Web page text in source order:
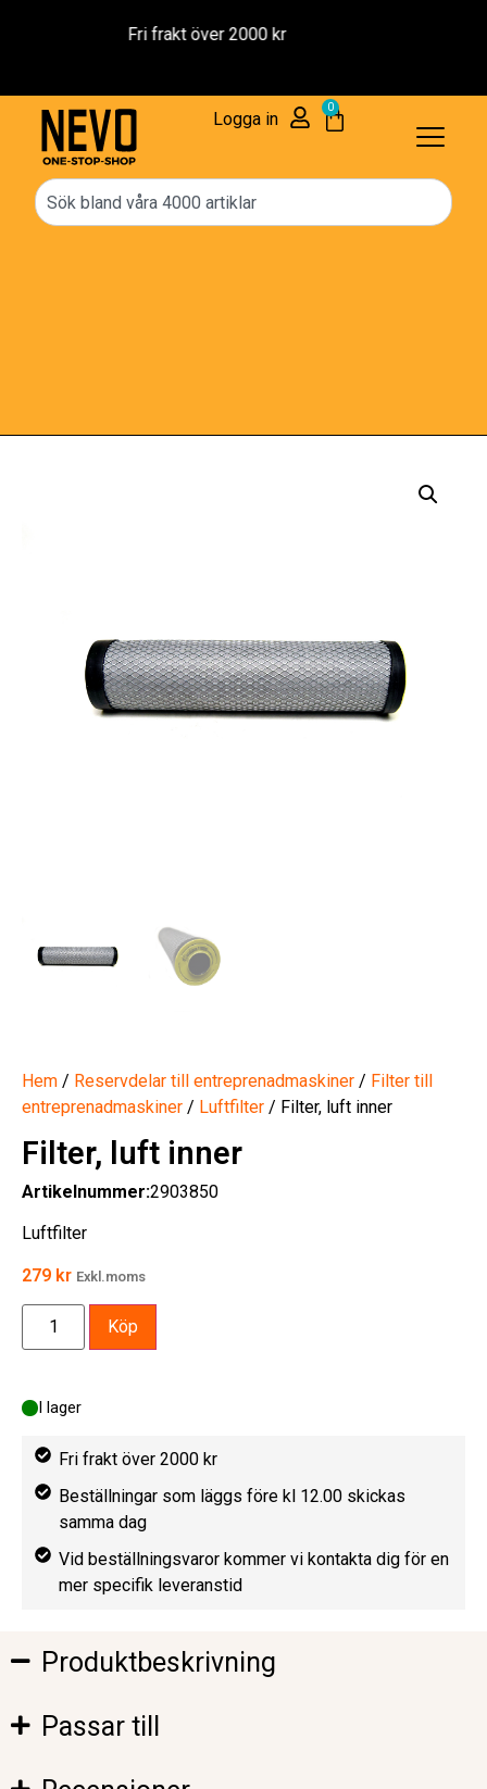
Reservdelar – 1 års Garanti
Logga in
0
Hem / Reservdelar till entreprenadmaskiner / Filter till
entreprenadmaskiner / Luftfilter / Filter, luft inner
Filter, luft inner
Artikelnummer:2903850
Luftfilter
279 kr Exkl.moms
I lager
Köp
Fri frakt över 2000 kr
Beställningar som läggs före kl 12.00 skickas
samma dag
Vid beställningsvaror kommer vi kontakta dig för en
mer specifik leveranstid
Produktbeskrivning
Passar till